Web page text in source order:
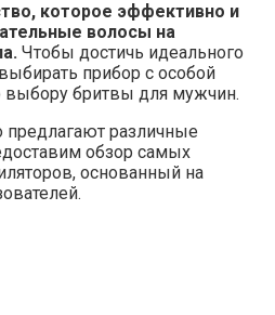
которое эффективно и
волосы на
Чтобы достичь идеального
прибор с особой
выбору бритвы для мужчин.
предлагают различные
обзор самых
основанный на